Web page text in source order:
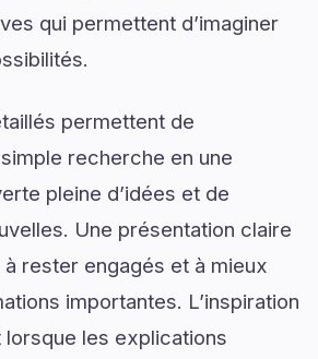
qui permettent d’imaginer
permettent de
recherche en une
pleine d’idées et de
Une présentation claire
rester engagés et à mieux
importantes. L’inspiration
lorsque les explications